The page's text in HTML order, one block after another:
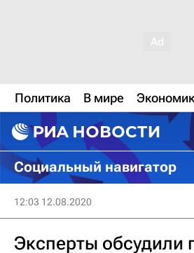
Политика В мире
Социальный навигатор
12:03 12.08.2020
Эксперты обсудили